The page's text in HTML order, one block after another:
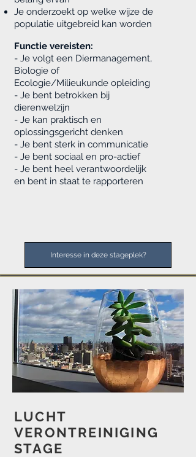
Je onderzoekt op welke wijze de
populatie uitgebreid kan worden
Functie vereisten:
- Je volgt een Diermanagement,
Biologie of
Ecologie/Milieukunde opleiding
- Je bent betrokken bij
dierenwelzijn
- Je kan praktisch en
oplossingsgericht denken
- Je bent sterk in communicatie
- Je bent sociaal en pro-actief
- Je bent heel verantwoordelijk
en bent in staat te rapporteren
Interesse in deze stageplek?
LUCHT
VERONTREINIGING
STAGE